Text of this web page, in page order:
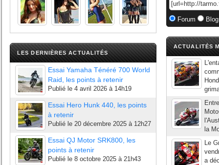
LES DERNIÈRES ACTUALITÉS
Essai Yamaha Ténéré 700 World
Raid, les points à retenir
Publié le 4 avril 2026 à 14h19
Essai Hero Hunk 440, les points
à retenir
Publié le 20 décembre 2025 à 12h27
Essai QJ Motor SRK800, les
points à retenir
Publié le 8 octobre 2025 à 21h43
Forum
ACTUALITÉS
la
Le
a